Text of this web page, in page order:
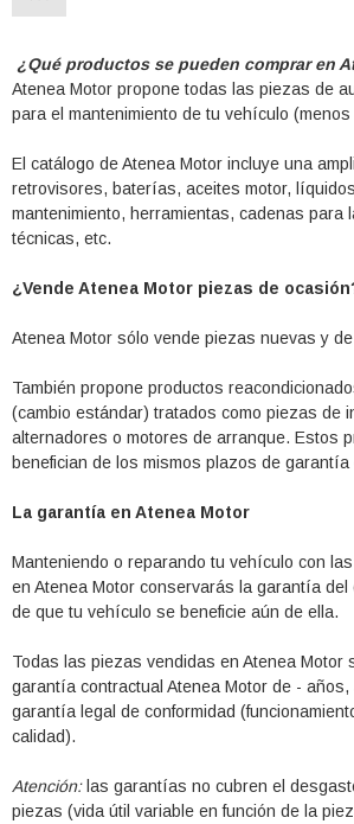
¿Qué productos se pueden comprar en
Atenea Motor propone todas las piezas de
para el mantenimiento de tu vehículo
El catálogo de Atenea Motor incluye una
retrovisores, baterías, aceites motor,
mantenimiento, herramientas, cadenas para
técnicas, etc.
¿Vende Atenea Motor piezas de
Atenea Motor sólo vende piezas nuevas y
También propone productos
(cambio estándar) tratados como piezas de
alternadores o motores de arranque. Estos
benefician de los mismos plazos de
La garantía en Atenea Motor
Manteniendo o reparando tu vehículo con
en Atenea Motor conservarás la garantía del
de que tu vehículo se beneficie aún de ella.
Todas las piezas vendidas en Atenea Motor
garantía contractual Atenea Motor de -
garantía legal de conformidad
calidad).
Atención:las garantías no cubren el
piezas (vida útil variable en función de la